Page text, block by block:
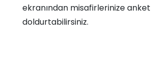
ekranından misafirlerinize anket
doldurtabilirsiniz.